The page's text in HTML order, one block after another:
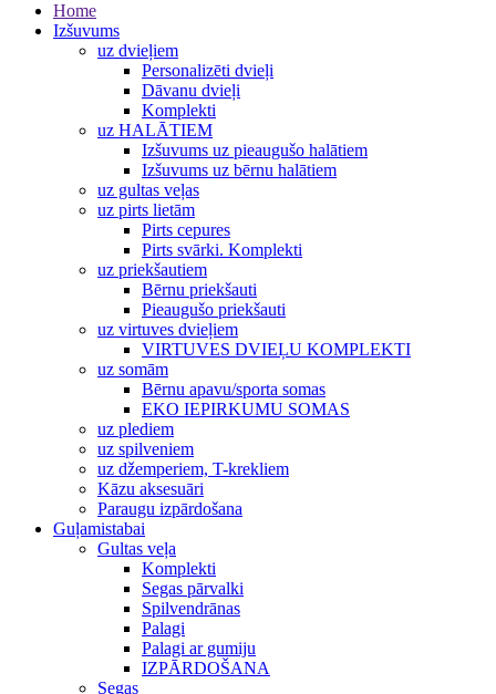
Home
Izšuvums
uz dvieļiem
Personalizēti dvieļi
Dāvanu dvieļi
Komplekti
uz HALĀTIEM
Izšuvums uz pieaugušo halātiem
Izšuvums uz bērnu halātiem
uz gultas veļas
uz pirts lietām
Pirts cepures
Pirts svārki. Komplekti
uz priekšautiem
Bērnu priekšauti
Pieaugušo priekšauti
uz virtuves dvieļiem
VIRTUVES DVIEĻU KOMPLEKTI
uz somām
Bērnu apavu/sporta somas
EKO IEPIRKUMU SOMAS
uz plediem
uz spilveniem
uz džemperiem, T-krekliem
Kāzu aksesuāri
Paraugu izpārdošana
Guļamistabai
Gultas veļa
Komplekti
Segas pārvalki
Spilvendrānas
Palagi
Palagi ar gumiju
IZPĀRDOŠANA
Segas